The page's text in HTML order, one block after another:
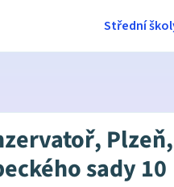
Střední
Plzeň,
sady 10